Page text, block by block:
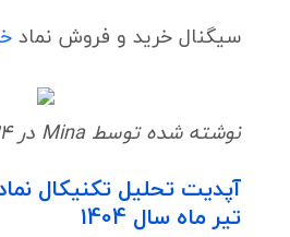
سیگنال خرید و فروش نماد
نوشته شده توسط Mina در 24 شهریور 1404
تیر ماه سال 1404